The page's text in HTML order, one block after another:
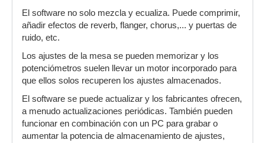
El software no solo mezcla y ecualiza. Puede comprimir,
añadir efectos de reverb, flanger, chorus,... y puertas de
ruido, etc.
Los ajustes de la mesa se pueden memorizar y los
potenciómetros suelen llevar un motor incorporado para
que ellos solos recuperen los ajustes almacenados.
El software se puede actualizar y los fabricantes ofrecen,
a menudo actualizaciones periódicas. También pueden
funcionar en combinación con un PC para grabar o
aumentar la potencia de almacenamiento de ajustes,